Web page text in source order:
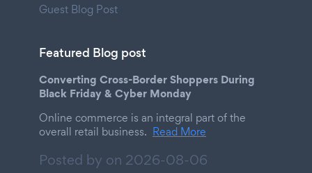
Guest Blog Post
Featured Blog post
Converting Cross-Border Shoppers During
Black Friday & Cyber Monday
Online commerce is an integral part of the
overall retail business. Read More
Posted by on 2026-08-06